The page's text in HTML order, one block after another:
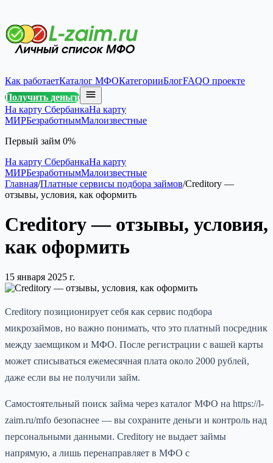
Как работаетКаталог МФОКатегорииБлогFAQО проекте
Получить деньги
На карту СбербанкаНа карту
МИРБезработнымМалоизвестные
Первый займ 0%
На карту СбербанкаНа карту
МИРБезработнымМалоизвестные
Главная/Платные сервисы подбора займов/Creditory —
отзывы, условия, как оформить
Creditory — отзывы, условия,
как оформить
15 января 2025 г.
Creditory позиционирует себя как сервис подбора
микрозаймов, но важно понимать, что это платный посредник
между заемщиком и МФО. После регистрации с вашей карты
может списываться ежемесячная плата около 2000 рублей,
даже если вы не получили займ.
Самостоятельный поиск займа через каталог МФО на https://l-
zaim.ru/mfo безопаснее — вы сохраните деньги и контроль над
персональными данными. Creditory не выдает займы
напрямую, а лишь перенаправляет в МФО с